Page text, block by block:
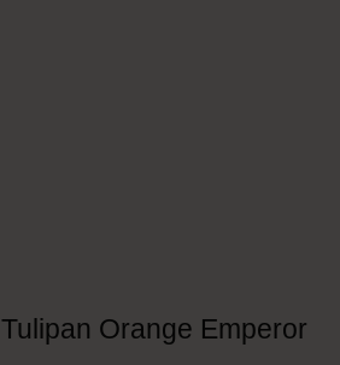
Tulipan Orange Emperor